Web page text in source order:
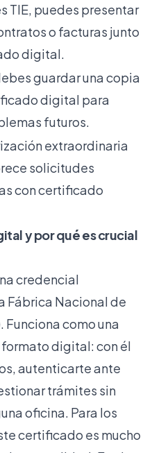
TIE, puedes presentar
o facturas junto
digital.
guardar una copia
digital para
futuros.
extraordinaria
solicitudes
con certificado
y por qué es crucial
credencial
Fábrica Nacional de
Funciona como una
digital: con él
autenticarte ante
trámites sin
oficina. Para los
certificado es mucho